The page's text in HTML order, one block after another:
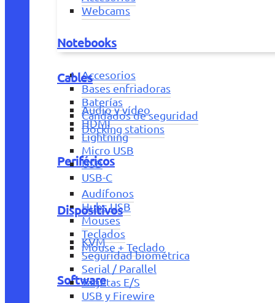
Webcams
Notebooks
Accesorios
Bases enfriadoras
Baterías
Candados de seguridad
Docking stations
Periféricos
Audífonos
Hubs USB
Mouses
Teclados
Mouse + Teclado
Software
Cables
Audio y vídeo
HDMI
Lightning
Micro USB
USB
USB-C
Dispositivos
KVM
Seguridad biométrica
Serial / Parallel
Tarjetas E/S
USB y Firewire